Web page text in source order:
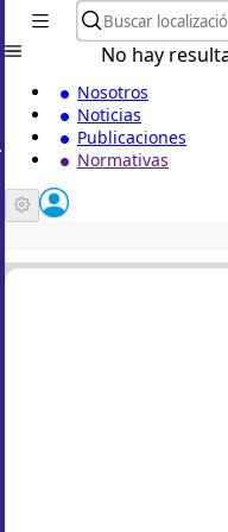
No hay
Nosotros
Noticias
Publicaciones
Normativas